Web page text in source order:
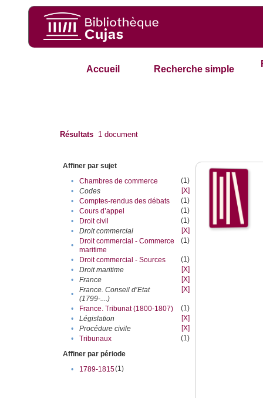
Accueil Recherche simple
Résultats 1 document
Affiner par sujet
•
Chambres de commerce
(1)
•
Codes
[X]
•
Comptes-rendus des débats
(1)
•
Cours d’appel
(1)
•
Droit civil
(1)
•
Droit commercial
[X]
•
Droit commercial - Commerce
maritime
(1)
• Droit commercial - Sources
(1)
•
Droit maritime
[X]
•
France
[X]
•
France. Conseil d’Etat
(1799-....)
[X]
• France. Tribunat (1800-1807)
(1)
•
Législation
[X]
•
Procédure civile
[X]
•
Tribunaux
(1)
Affiner par période
•
1789-1815(1)